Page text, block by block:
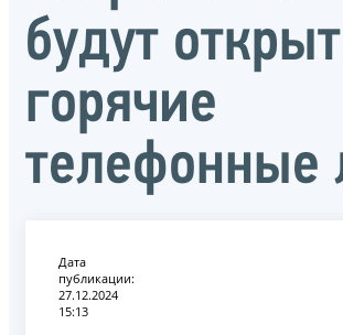
будут
горячие
телефонные
Дата
публикации:
27.12.2024
15:13